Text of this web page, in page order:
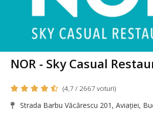
NOR - Sky Casual
(4,7 / 2667 voturi)
Strada Barbu Văcărescu 201, Aviației,